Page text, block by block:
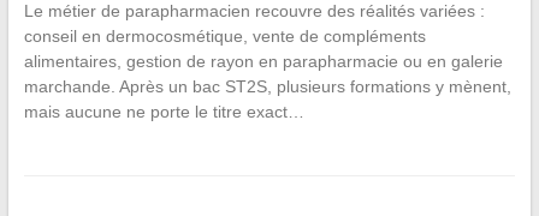
Le métier de parapharmacien recouvre des réalités variées :
conseil en dermocosmétique, vente de compléments
alimentaires, gestion de rayon en parapharmacie ou en galerie
marchande. Après un bac ST2S, plusieurs formations y mènent,
mais aucune ne porte le titre exact…